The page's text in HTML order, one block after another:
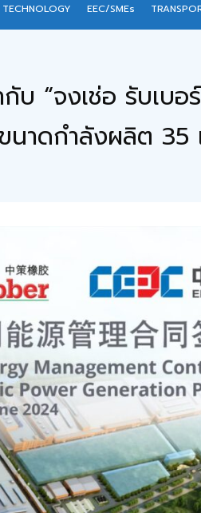
TECHNOLOGY EEC/SMEs
บ “จงเช่อ รับเบ
าดกำลังผลิต 35